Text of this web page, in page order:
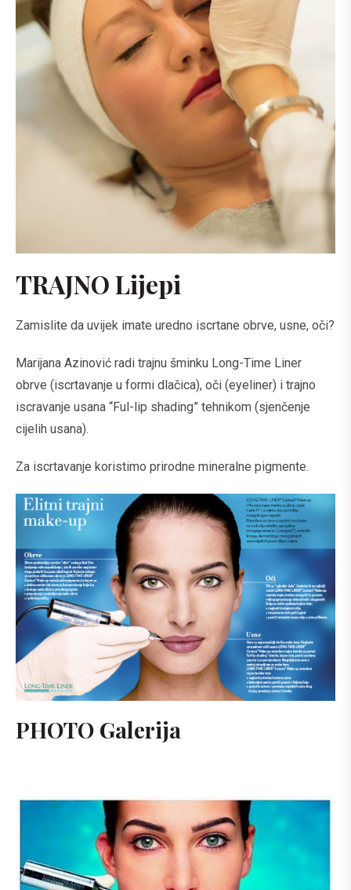
TRAJNO Lijepi
Zamislite da uvijek imate uredno iscrtane obrve, usne, oči?
Marijana Azinović radi trajnu šminku Long-Time Liner
obrve (iscrtavanje u formi dlačica), oči (eyeliner) i trajno
iscravanje usana “Ful-lip shading” tehnikom (sjenčenje
cijelih usana).
Za iscrtavanje koristimo prirodne mineralne pigmente.
PHOTO Galerija